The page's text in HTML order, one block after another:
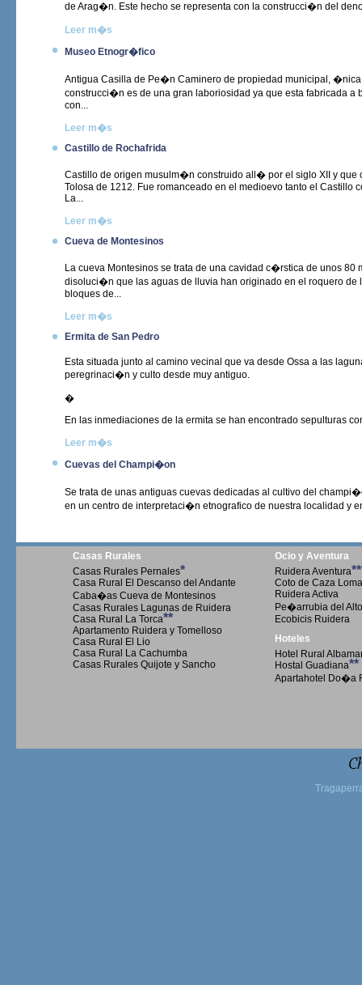
de Arag�n. Este hecho se representa con la construcci�n del
Leer m�s
Museo Etnogr�fico
Antigua Casilla de Pe�n Caminero de propiedad municipal,
construcci�n es de una gran laboriosidad ya que esta fabricada
con...
Leer m�s
Castillo de Rochafrida
Castillo de origen musulm�n construido all� por el siglo XII y que
Tolosa de 1212. Fue romanceado en el medioevo tanto el Castillo
La...
Leer m�s
Cueva de Montesinos
La cueva Montesinos se trata de una cavidad c�rstica de unos
disoluci�n que las aguas de lluvia han originado en el roquero
bloques de...
Leer m�s
Ermita de San Pedro
Esta situada junto al camino vecinal que va desde Ossa a las
peregrinaci�n y culto desde muy antiguo.
�
En las inmediaciones de la ermita se han encontrado sepulturas
Leer m�s
Cuevas del Champi�on
Se trata de unas antiguas cuevas dedicadas al cultivo del
en un centro de interpretaci�n etnografico de nuestra localidad y
Casas Rurales
Casas Rurales Pernales*
Casa Rural El Descanso del Andante
Caba�as Cueva de Montesinos
Casas Rurales Lagunas de Ruidera
Casa Rural La Torca**
Apartamento Ruidera y Tomelloso
Casa Rural El Lio
Casa Rural La Cachumba
Casas Rurales Quijote y Sancho
Ocio y Aventura
Ruidera Aventura
Coto de Caza
Ruidera Activa
Pe�arrubia del
Ecobicis Ruidera
Hoteles
Hotel Rural
Hostal Guadiana**
Apartahotel Do�a